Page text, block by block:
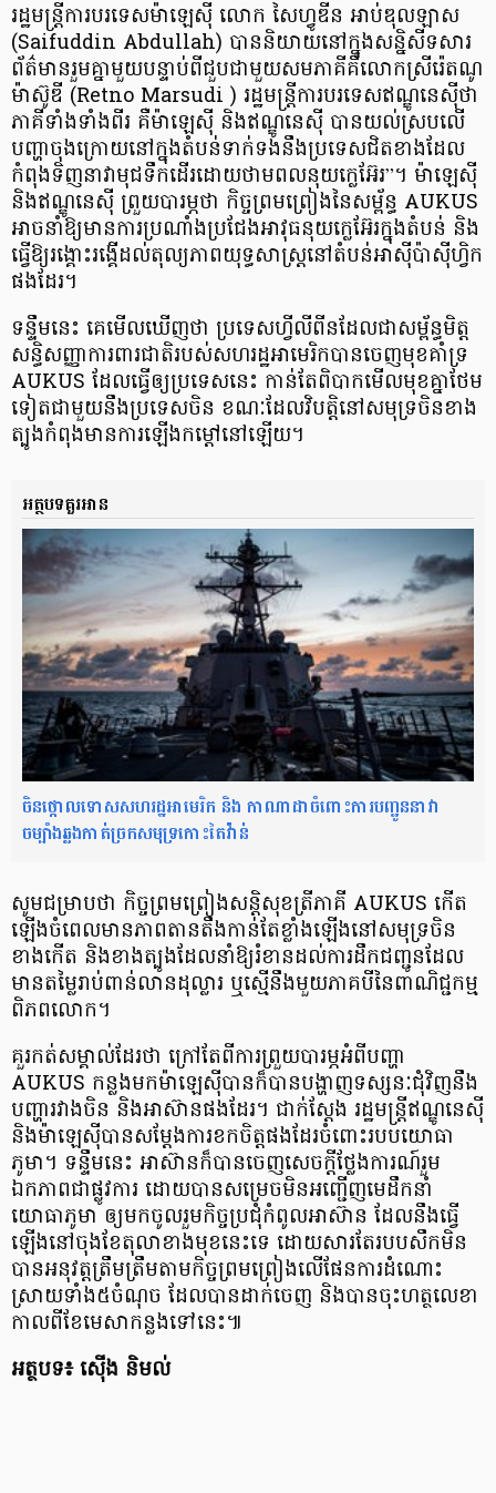
រដ្ឋមន្ត្រី​ការ​បរទេស​ម៉ា​ឡេ​ស៊ី លោក សៃ​ហ្វូ​ឌី​ន អាប់​ឌុ​ល​ឡាស
(Saifuddin Abdullah) បាន​និយាយ​នៅ​ក្នុង​សន្និសីទ​សារ
ព័ត៌មាន​រួម​គ្នា​មួយ​បន្ទាប់​ពី​ជួប​ជាមួយ​សម​ភាគី​គឺ​លោកស្រី​រ៉េ​ត​ណូ
ម៉ា​ស៊ូ​ឌី (Retno Marsudi ) រដ្ឋមន្ត្រី​ការ​បរទេស​ឥណ្ឌូ​នេ​ស៊ី​ថា
ភាគី​ទាំង​ទាំង​ពីរ គឺ​ម៉ា​ឡេ​ស៊ី និង​ឥណ្ឌូ​នេ​ស៊ី បាន​យល់​ស្រប​លើ​
បញ្ហា​ចុង​ក្រោយ​នៅ​ក្នុង​តំបន់​ទាក់ទង​នឹង​ប្រទេស​ជិតខាង​ដែល​
កំពុង​ទិញ​នាវាមុជទឹក​ដើរ​ដោយ​ថាមពលនុយក្លេអ៊ែរ​”​។ ម៉ា​ឡេ​ស៊ី
និង​ឥណ្ឌូ​នេ​ស៊ី ព្រួយបារម្ភ​ថា កិច្ចព្រមព្រៀង​នៃ​សម្ព័ន្ធ AUKUS
អាច​នាំ​ឱ្យ​មានការ​ប្រណាំងប្រជែង​អាវុធ​នុយក្លេអ៊ែរ​ក្នុង​តំបន់ និង​
ធ្វើ​ឱ្យ​រង្គោះរង្គើ​ដល់​តុល្យភាព​យុទ្ធសាស្ត្រ​នៅ​តំបន់​អាស៊ី​ប៉ា​ស៊ី​ហ្វិ​ក​
ផង​ដែរ​។
ទន្ទឹម​នេះ គេ​មើលឃើញ​ថា ប្រទេស​ហ្វី​លី​ពី​ន​ដែល​ជា​សម្ព័ន្ធមិត្ត​
សន្ធិសញ្ញា​ការពារ​ជាតិ​របស់​សហរដ្ឋអាមេរិក​បាន​ចេញ​មុខ​គាំទ្រ
AUKUS ដែល​ធ្វើ​ឲ្យ​ប្រទេស​នេះ កាន់តែ​ពិបាក​មើល​មុខ​គ្នា​ថែម​
ទៀត​ជាមួយនឹង​ប្រទេស​ចិន ខណៈ​ដែល​វិបត្តិ​នៅ​សមុទ្រ​ចិន​ខាង
ត្បូង​កំពុង​មានការ​ឡើង​កម្ដៅ​នៅឡើយ​។
អត្ថបទគួរអាន
ចិនថ្កោលទោសសហរដ្ឋអាមេរិក និង កាណាដាចំពោះការបញ្ជូននាវា
ចម្បាំងឆ្លងកាត់ច្រកសមុទ្រកោះតៃវ៉ាន់
សូម​ជម្រាប​ថា កិច្ចព្រមព្រៀង​សន្តិសុខ​ត្រីភាគី AUKUS កើត
ឡើង​ចំ​ពេល​មាន​ភាព​តានតឹង​កាន់តែ​ខ្លាំង​ឡើង​នៅ​សមុទ្រ​ចិន​
ខាងកើត និង​ខាងត្បូង​ដែល​នាំ​ឱ្យ​រំខាន​ដល់​ការ​ដឹក​ជញ្ជូន​ដែល​
មាន​តម្លៃ​រាប់​ពាន់​លាន​ដុល្លារ ឬ​ស្មើនឹង​មួយ​ភាគ​បី​នៃ​ពាណិជ្ជកម្ម​
ពិភពលោក​។
គួរ​កត់សម្គាល់​ដែរ​ថា ក្រៅ​តែ​ពី​ការ​ព្រួយបារម្ភ​អំពី​បញ្ហា
AUKUS កន្លង​មក​ម៉ា​ឡេ​ស៊ី​បាន​ក៏​បាន​បង្ហាញ​ទស្សនៈ​ជុំវិញ​នឹង​
បញ្ហា​រវាង​ចិន និង​អាស៊ាន​ផង​ដែរ​។ ជាក់ស្ដែង រដ្ឋមន្ត្រី​ឥណ្ឌូ​នេ​ស៊ី
និង​ម៉ា​ឡេ​ស៊ី​បាន​សម្តែង​ការ​ខកចិត្ត​ផង​ដែរ​ចំពោះ​របប​យោធា​
ភូមា​។ ទន្ទឹម​នេះ អាស៊ាន​ក៏​បាន​ចេញ​សេចក្តីថ្លែងការណ៍​រួម​
ឯកភាព​ជា​ផ្លូវការ ដោយ​បាន​សម្រេច​មិន​អញ្ជើញ​មេដឹកនាំ​
យោធា​ភូមា ឲ្យ​មក​ចូលរួម​កិច្ចប្រជុំ​កំពូល​អាស៊ាន ដែល​នឹង​ធ្វើ​
ឡើង​នៅ​ចុងខែ​តុលា​ខាង​មុខ​នេះ​ទេ ដោយសារ​តែ​របប​សឹក​មិន​
បាន​អនុវត្ត​ត្រឹម​ត្រឹម​តាម​កិច្ចព្រមព្រៀង​លើ​ផែនការ​ដំណោះ
ស្រាយ​ទាំង​៥​ចំណុច ដែល​បាន​ដាក់​ចេញ និង​បាន​ចុះហត្ថលេខា
កាលពី​ខែមេសា​កន្លង​ទៅ​នេះ​៕
អត្ថបទ​៖ ស៊ើ​ង និមល់